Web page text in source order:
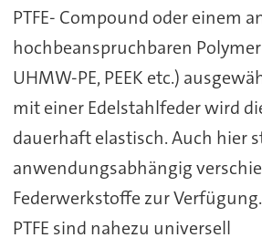
PTFE- Compound oder einem
hochbeanspruchbaren Polymer
UHMW-PE, PEEK etc.)
mit einer Edelstahlfeder wird
dauerhaft elastisch. Auch hier
anwendungsabhängig
Federwerkstoffe zur
PTFE sind nahezu universell